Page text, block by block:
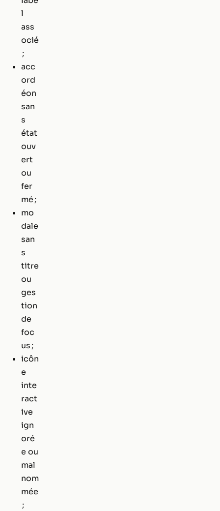
l
ass
ocié
;
acc
ord
éon
san
s
état
ouv
ert
ou
fer
mé ;
mo
dale
san
s
titre
ou
ges
tion
de
foc
us ;
icôn
e
inte
ract
ive
ign
oré
e ou
mal
nom
mée
;